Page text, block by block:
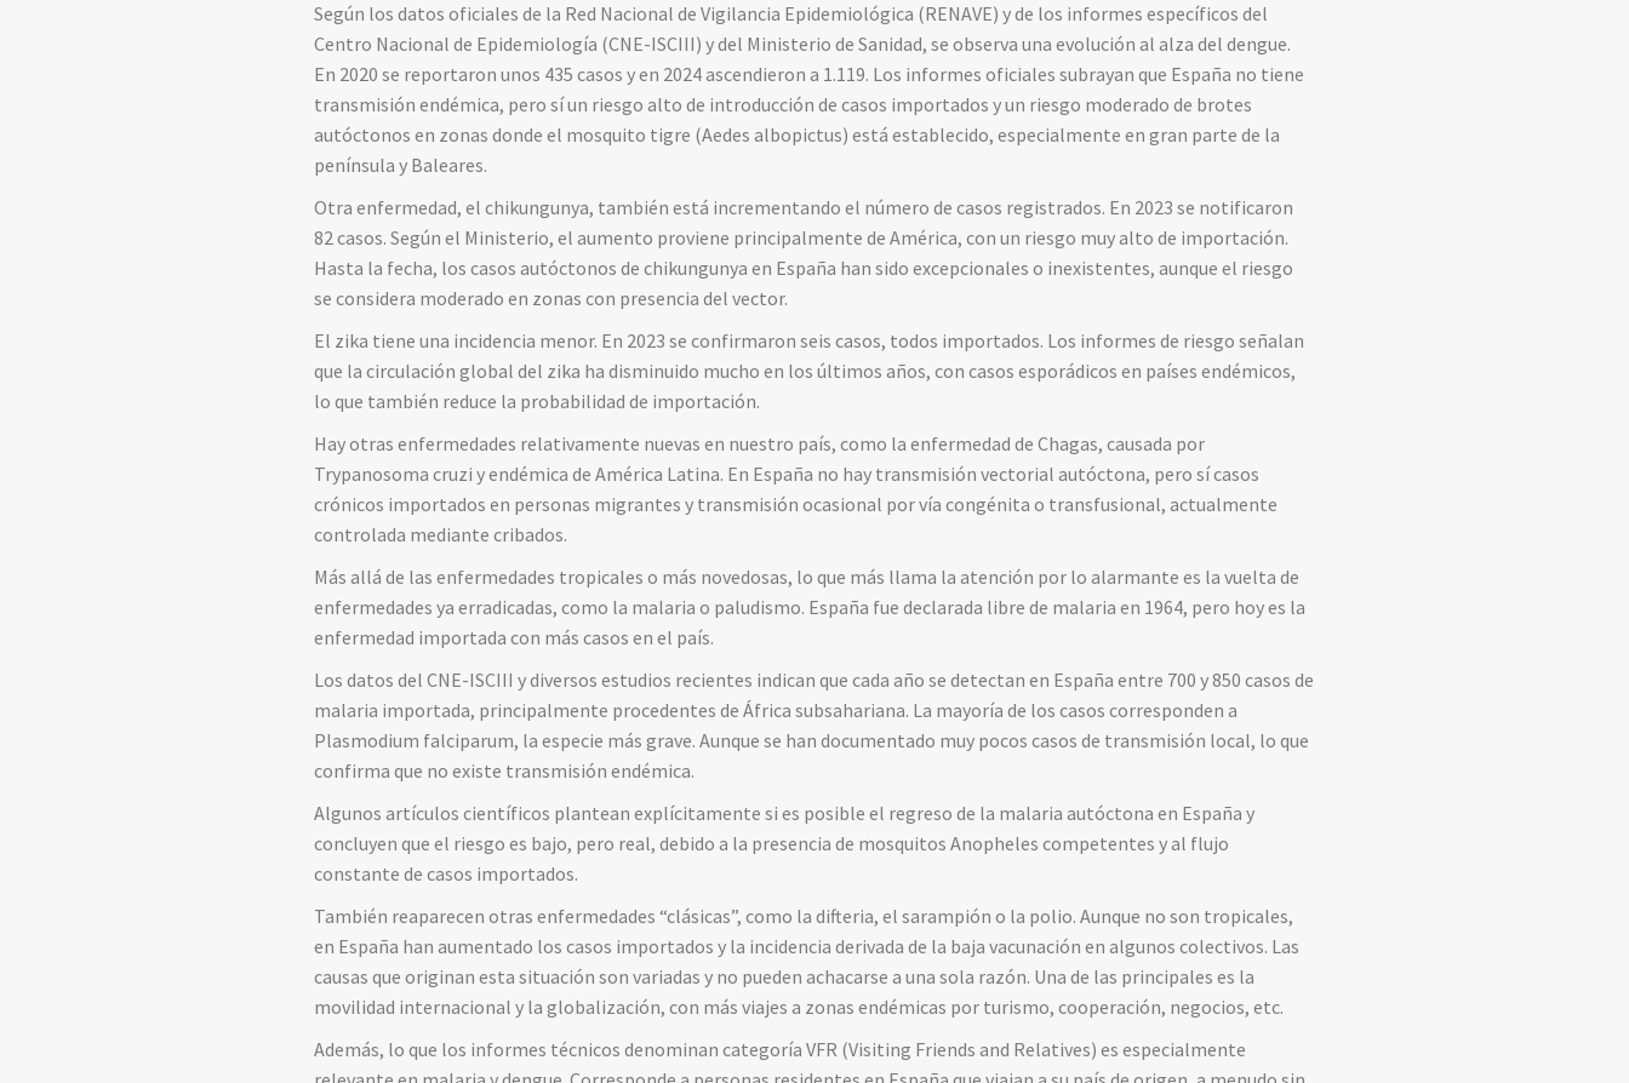
Según los datos oficiales de la Red Nacional de Vigilancia Epidemiológica (RENAVE) y de los informes específicos del
Centro Nacional de Epidemiología (CNE-ISCIII) y del Ministerio de Sanidad, se observa una evolución al alza del dengue.
En 2020 se reportaron unos 435 casos y en 2024 ascendieron a 1.119. Los informes oficiales subrayan que España no tiene
transmisión endémica, pero sí un riesgo alto de introducción de casos importados y un riesgo moderado de brotes
autóctonos en zonas donde el mosquito tigre (Aedes albopictus) está establecido, especialmente en gran parte de la
península y Baleares.
Otra enfermedad, el chikungunya, también está incrementando el número de casos registrados. En 2023 se notificaron
82 casos. Según el Ministerio, el aumento proviene principalmente de América, con un riesgo muy alto de importación.
Hasta la fecha, los casos autóctonos de chikungunya en España han sido excepcionales o inexistentes, aunque el riesgo
se considera moderado en zonas con presencia del vector.
El zika tiene una incidencia menor. En 2023 se confirmaron seis casos, todos importados. Los informes de riesgo señalan
que la circulación global del zika ha disminuido mucho en los últimos años, con casos esporádicos en países endémicos,
lo que también reduce la probabilidad de importación.
Hay otras enfermedades relativamente nuevas en nuestro país, como la enfermedad de Chagas, causada por
Trypanosoma cruzi y endémica de América Latina. En España no hay transmisión vectorial autóctona, pero sí casos
crónicos importados en personas migrantes y transmisión ocasional por vía congénita o transfusional, actualmente
controlada mediante cribados.
Más allá de las enfermedades tropicales o más novedosas, lo que más llama la atención por lo alarmante es la vuelta de
enfermedades ya erradicadas, como la malaria o paludismo. España fue declarada libre de malaria en 1964, pero hoy es la
enfermedad importada con más casos en el país.
Los datos del CNE-ISCIII y diversos estudios recientes indican que cada año se detectan en España entre 700 y 850 casos de
malaria importada, principalmente procedentes de África subsahariana. La mayoría de los casos corresponden a
Plasmodium falciparum, la especie más grave. Aunque se han documentado muy pocos casos de transmisión local, lo que
confirma que no existe transmisión endémica.
Algunos artículos científicos plantean explícitamente si es posible el regreso de la malaria autóctona en España y
concluyen que el riesgo es bajo, pero real, debido a la presencia de mosquitos Anopheles competentes y al flujo
constante de casos importados.
También reaparecen otras enfermedades “clásicas”, como la difteria, el sarampión o la polio. Aunque no son tropicales,
en España han aumentado los casos importados y la incidencia derivada de la baja vacunación en algunos colectivos. Las
causas que originan esta situación son variadas y no pueden achacarse a una sola razón. Una de las principales es la
movilidad internacional y la globalización, con más viajes a zonas endémicas por turismo, cooperación, negocios, etc.
Además, lo que los informes técnicos denominan categoría VFR (Visiting Friends and Relatives) es especialmente